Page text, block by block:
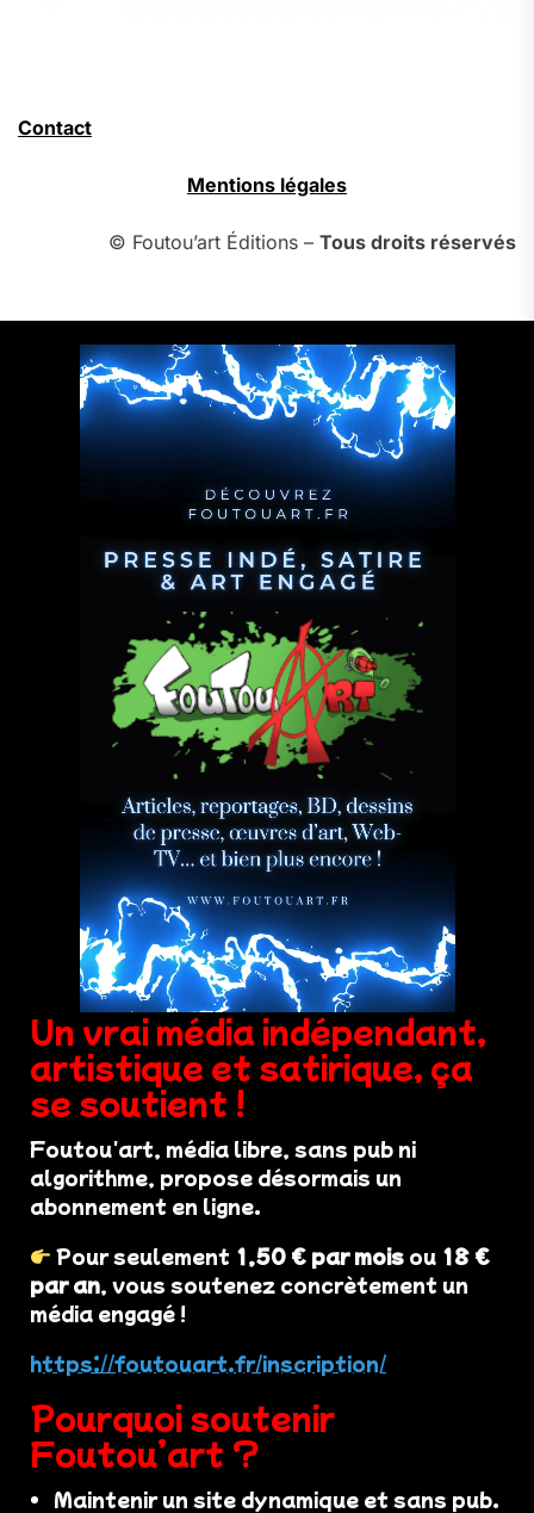
Contact
Mentions légales
© Foutou’art Éditions – Tous droits réservés
Un vrai média indépendant,
artistique et satirique, ça
se soutient !
Foutou'art, média libre, sans pub ni
algorithme, propose désormais un
abonnement en ligne.
Pour seulement 1,50 € par mois ou 18 €
par an, vous soutenez concrètement un
média engagé !
https://foutouart.fr/inscription/
Pourquoi soutenir
Foutou’art ?
Maintenir un site dynamique et sans pub.